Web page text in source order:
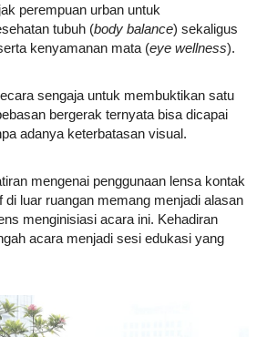
perempuan urban untuk
tubuh (body balance) sekaligus
kenyamanan mata (eye wellness).
sengaja untuk membuktikan satu
bergerak ternyata bisa dicapai
adanya keterbatasan visual.
mengenai penggunaan lensa kontak
luar ruangan memang menjadi alasan
menginisiasi acara ini. Kehadiran
acara menjadi sesi edukasi yang